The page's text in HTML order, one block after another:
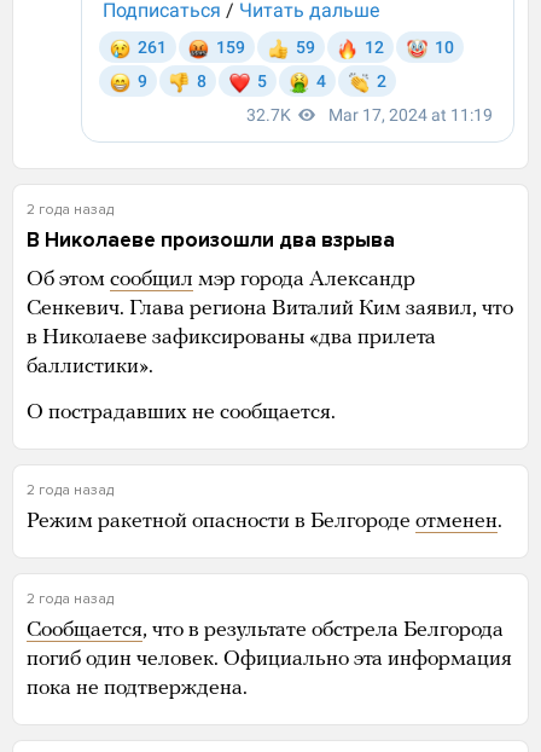
2 года назад
В Николаеве произошли два взрыва
Об этом сообщил мэр города Александр
Сенкевич. Глава региона Виталий Ким заявил, что
в Николаеве зафиксированы «два прилета
баллистики».
О пострадавших не сообщается.
2 года назад
Режим ракетной опасности в Белгороде отменен.
2 года назад
Сообщается, что в результате обстрела Белгорода
погиб один человек. Официально эта информация
пока не подтверждена.